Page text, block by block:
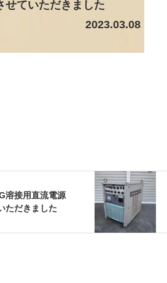
せていただきました
2023.03.08
溶接用直流電源
ただきました